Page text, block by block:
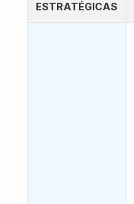
ESTRATÉGICAS